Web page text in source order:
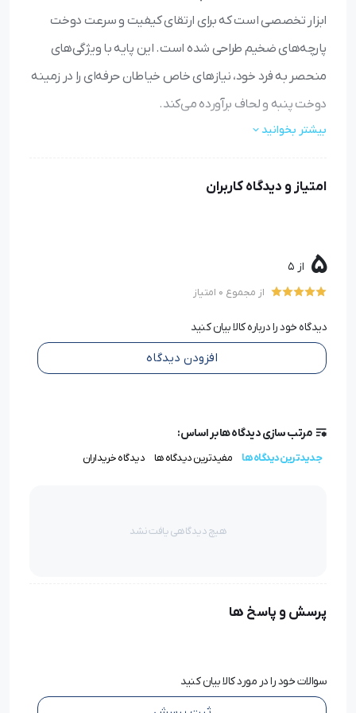
ابزار تخصصی است که برای ارتقای کیفیت و سرعت دوخت
پارچه‌های ضخیم طراحی شده است. این پایه با ویژگی‌های
منحصر به فرد خود، نیازهای خاص خیاطان حرفه‌ای را در زمینه
دوخت پنبه و لحاف برآورده می‌کند.
نام کامل محصول:پایه راسته‌دوز تخت صنعتی مخصوص
تعداد قطعات:
نیاز به مونتاژ:خیر
عرض صفحه زیرین:حدود 13 میلی‌متر
1. تخصص در دوخت پنبه و لحاف
بیشتر بخوانید
امتیاز و دیدگاه کاربران
5 از 5
از مجموع 0 امتیاز
دیدگاه خود را درباره کالا بیان کنید
افزودن دیدگاه
مرتب سازی دیدگاه ها بر اساس:
جدیدترین دیدگاه ها مفیدترین دیدگاه ها دیدگاه خریداران
هیچ دیدگاهی یافت نشد
پرسش و پاسخ ها
سوالات خود را در مورد کالا بیان کنید